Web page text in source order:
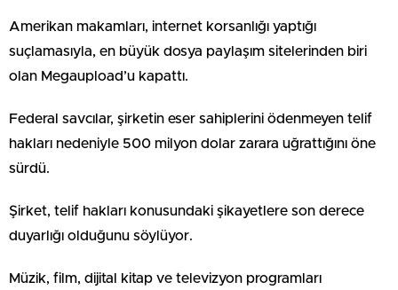
Amerikan makamları, internet korsanlığı yaptığı
suçlamasıyla, en büyük dosya paylaşım sitelerinden biri
olan Megaupload’u kapattı.
Federal savcılar, şirketin eser sahiplerini ödenmeyen telif
hakları nedeniyle 500 milyon dolar zarara uğrattığını öne
sürdü.
Şirket, telif hakları konusundaki şikayetlere son derece
duyarlığı olduğunu söylüyor.
Müzik, film, dijital kitap ve televizyon programları